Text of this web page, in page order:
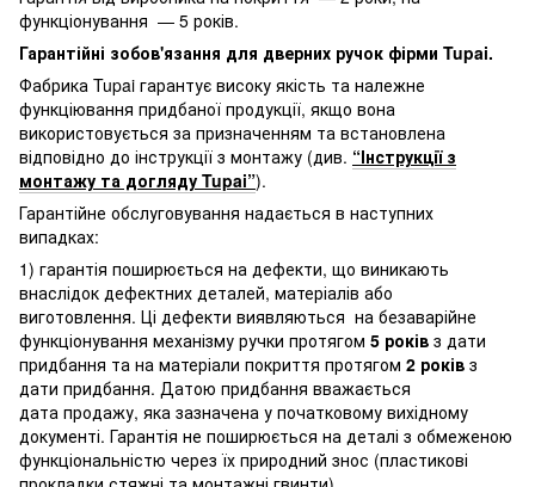
функціонування — 5 років.
Гарантійні зобов'язання для дверних ручок фірми Tupai.
Фабрика Tupai гарантує високу якість та належне
функціювання придбаної продукції, якщо вона
використовується за призначенням та встановлена
відповідно до інструкції з монтажу (див. “Інструкції з
монтажу та догляду Tupai”).
Гарантійне обслуговування надається в наступних
випадках:
1) гарантія поширюється на дефекти, що виникають
внаслідок дефектних деталей, матеріалів або
виготовлення. Ці дефекти виявляються на безаварійне
функціонування механізму ручки протягом 5 років з дати
придбання та на матеріали покриття протягом 2 років з
дати придбання. Датою придбання вважається
дата продажу, яка зазначена у початковому вихідному
документі. Гарантія не поширюється на деталі з обмеженою
функціональністю через їх природний знос (пластикові